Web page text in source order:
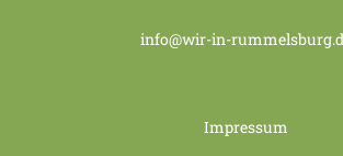
info@wir-in-
Impressum